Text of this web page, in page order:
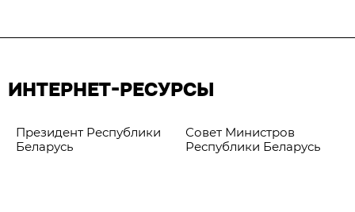
ИНТЕРНЕТ-РЕСУРСЫ
Президент Республики
Беларусь
Совет Министров
Республики Беларусь